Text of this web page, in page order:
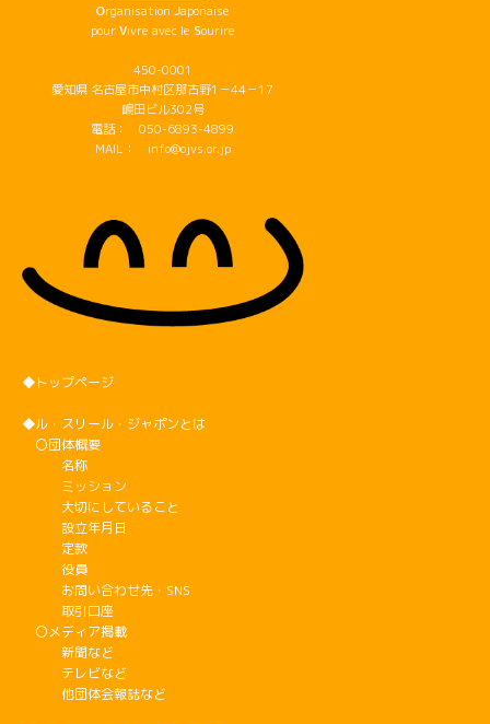
OrganisationJaponaise
pourVivre avec le Sourire
450-0001
愛知県 名古屋市中村区那古野1－44－17
嶋田ビル302号
電話： 050-6893-4899
MAIL： info@ojvs.or.jp
◆トップページ
◆ル・スリール・ジャポンとは
〇団体概要
名称
ミッション
大切にしていること
設立年月日
定款
役員
お問い合わせ先・SNS
取引口座
〇メディア掲載
新聞など
テレビなど
他団体会報誌など